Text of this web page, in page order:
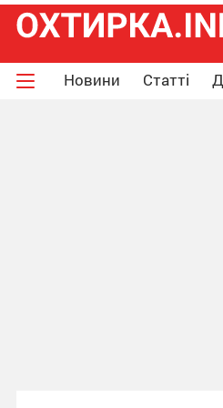
Новини Статті